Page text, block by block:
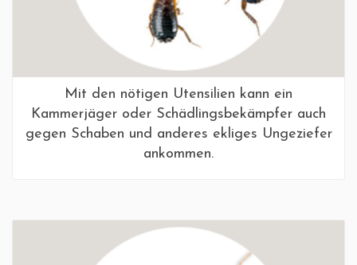
Mit den nötigen Utensilien kann ein
Kammerjäger oder Schädlingsbekämpfer auch
gegen Schaben und anderes ekliges Ungeziefer
ankommen.